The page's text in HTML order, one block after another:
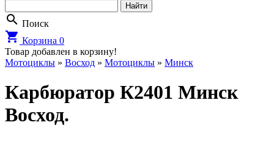
search Поиск
shopping_cart Корзина 0
Товар добавлен в корзину!
Мотоциклы » Восход » Мотоциклы » Минск
Карбюратор К2401 Минск
Восход.